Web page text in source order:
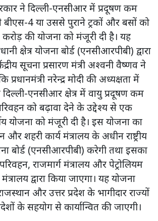
ने दिल्ली-एनसीआर में प्रदूषण कम
4 या उससे पुराने ट्रकों और बसों को
की योजना को मंजूरी दी है। यह
क्षेत्र योजना बोर्ड (एनसीआरपीबी) द्वारा
सूचना प्रसारण मंत्री अश्वनी वैष्णव ने
नरेन्द्र मोदी की अध्यक्षता में
दिल्ली-एनसीआर क्षेत्र में वायु प्रदूषण कम
को बढ़ावा देने के उद्देश्य से एक
योजना को मंजूरी दी है। इस योजना का
शहरी कार्य मंत्रालय के अधीन राष्ट्रीय
बोर्ड (एनसीआरपीबी) करेगी तथा इसका
राजमार्ग मंत्रालय और पेट्रोलियम
द्वारा किया जाएगा। यह योजना
और उत्तर प्रदेश के भागीदार राज्यों
के सहयोग से कार्यान्वित की जाएगी।